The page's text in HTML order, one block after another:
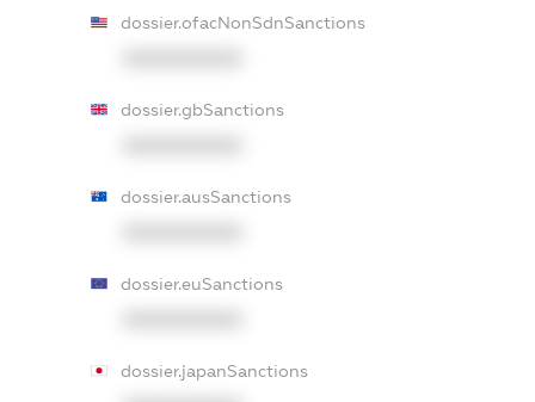
dossier.ofacNonSdnSanctions
dossier.gbSanctions
dossier.ausSanctions
dossier.euSanctions
dossier.japanSanctions